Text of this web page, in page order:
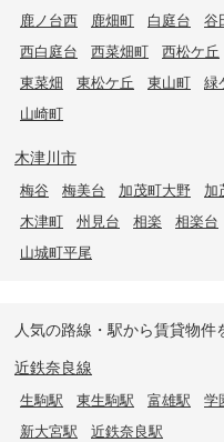
鹿ノ台西
鹿畑町 白庭台 谷
西白庭台
西菜畑町 西松ケ丘
東菜畑
東松ケ丘 東山町 緑
山崎町
木津川市
梅谷 梅美台 加茂町大野 加
木津町
州見台 相楽 相楽台
山城町平尾
人気の路線・駅から賃貸物件
近鉄奈良線
生駒駅 東生駒駅 富雄駅 学
新大宮駅
近鉄奈良駅